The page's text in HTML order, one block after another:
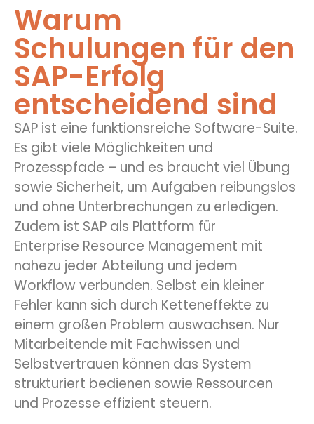
Warum
Schulungen für den
SAP-Erfolg
entscheidend sind
SAP ist eine funktionsreiche Software-Suite.
Es gibt viele Möglichkeiten und
Prozesspfade – und es braucht viel Übung
sowie Sicherheit, um Aufgaben reibungslos
und ohne Unterbrechungen zu erledigen.
Zudem ist SAP als Plattform für
Enterprise Resource Management mit
nahezu jeder Abteilung und jedem
Workflow verbunden. Selbst ein kleiner
Fehler kann sich durch Ketteneffekte zu
einem großen Problem auswachsen. Nur
Mitarbeitende mit Fachwissen und
Selbstvertrauen können das System
strukturiert bedienen sowie Ressourcen
und Prozesse effizient steuern.